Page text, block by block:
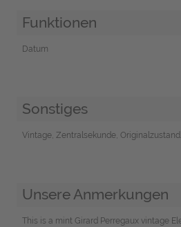
Funktionen
Datum
Sonstiges
Vintage, Zentralsekunde,
Unsere Anmerkungen
This is a mint Girard Perregaux vintage